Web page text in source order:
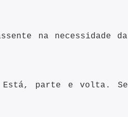
na necessidade da
Está, parte e volta. Se